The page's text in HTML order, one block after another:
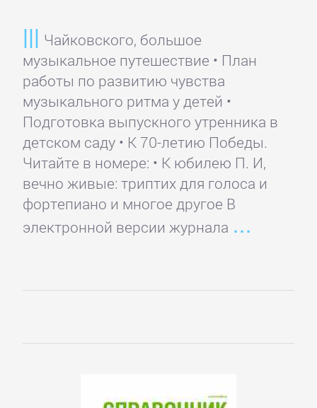
Чайковского, большое
музыкальное путешествие • План
работы по развитию чувства
музыкального ритма у детей •
Подготовка выпускного утренника в
детском саду • К 70-летию Победы.
Читайте в номере: • К юбилею П. И,
вечно живые: триптих для голоса и
фортепиано и многое другое В
электронной версии журнала
НАУКА
Биология
Иностранные
языки
История